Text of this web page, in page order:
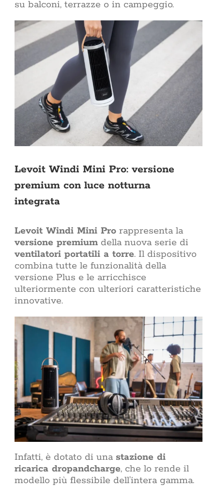
su balconi, terrazze o in campeggio.
Levoit Windi Mini Pro: versione
premium con luce notturna
integrata
Levoit Windi Mini Pro rappresenta la
versione premium della nuova serie di
ventilatori portatili a torre. Il dispositivo
combina tutte le funzionalità della
versione Plus e le arricchisce
ulteriormente con ulteriori caratteristiche
innovative.
Infatti, è dotato di una stazione di
ricarica dropandcharge, che lo rende il
modello più flessibile dell’intera gamma.